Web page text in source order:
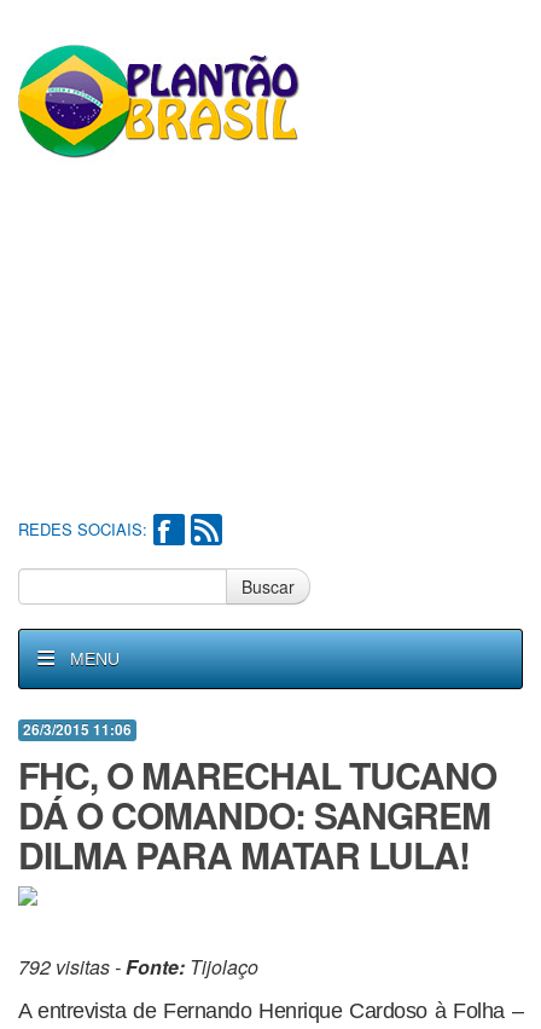
REDES SOCIAIS:
Buscar
MENU
26/3/2015 11:06
FHC, O MARECHAL TUCANO
DÁ O COMANDO: SANGREM
DILMA PARA MATAR LULA!
792 visitas -Fonte: Tijolaço
A entrevista de Fernando Henrique Cardoso à Folha –